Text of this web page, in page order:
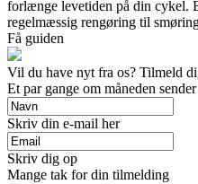
forlænge levetiden på din cykel.
regelmæssig rengøring til
Få guiden
Vil du have nyt fra os? Tilmeld
Et par gange om måneden
Skriv din e-mail her
Skriv dig op
Mange tak for din tilmelding